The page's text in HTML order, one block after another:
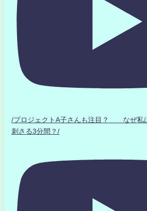
/プロジェクトA子さんも注目？ なぜ私
刺さる3分間？/